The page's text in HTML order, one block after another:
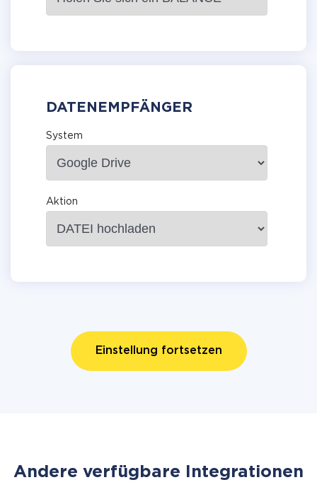
DATENEMPFÄNGER
System
Aktion
Einstellung fortsetzen
Andere verfügbare Integrationen